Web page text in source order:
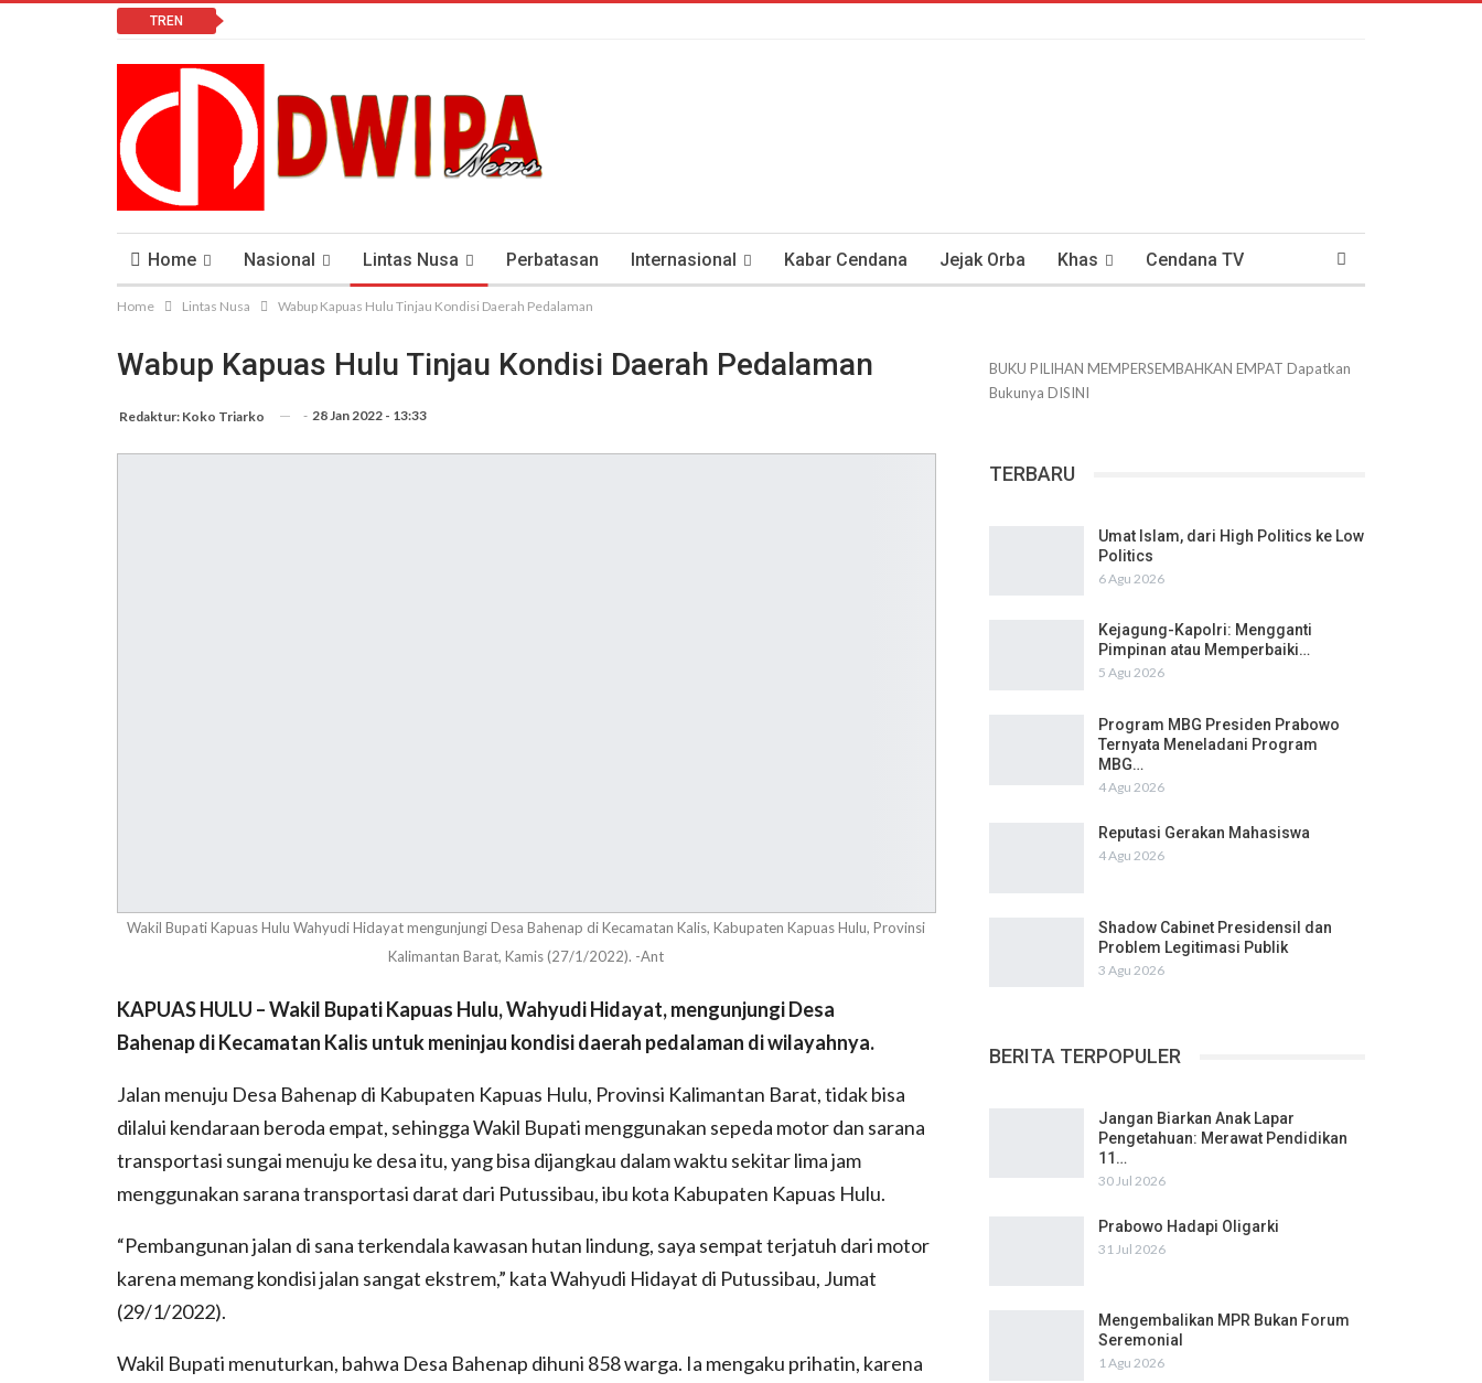
TREN
Home Nasional Lintas Nusa Perbatasan Internasional Kabar Cendana Jejak Orba Khas Cendana TV
Lomba Vlog Cendana News Peduli Kesehatan Antisipasi COVID-19
Home Lintas Nusa Wabup Kapuas Hulu Tinjau Kondisi Daerah Pedalaman
Wabup Kapuas Hulu Tinjau Kondisi Daerah Pedalaman
Redaktur: Koko Triarko - 28 Jan 2022 - 13:33
Wakil Bupati Kapuas Hulu Wahyudi Hidayat mengunjungi Desa Bahenap di Kecamatan Kalis, Kabupaten Kapuas Hulu, Provinsi
Kalimantan Barat, Kamis (27/1/2022). -Ant
KAPUAS HULU – Wakil Bupati Kapuas Hulu, Wahyudi Hidayat, mengunjungi Desa
Bahenap di Kecamatan Kalis untuk meninjau kondisi daerah pedalaman di wilayahnya.
Jalan menuju Desa Bahenap di Kabupaten Kapuas Hulu, Provinsi Kalimantan Barat, tidak bisa
dilalui kendaraan beroda empat, sehingga Wakil Bupati menggunakan sepeda motor dan sarana
transportasi sungai menuju ke desa itu, yang bisa dijangkau dalam waktu sekitar lima jam
menggunakan sarana transportasi darat dari Putussibau, ibu kota Kabupaten Kapuas Hulu.
“Pembangunan jalan di sana terkendala kawasan hutan lindung, saya sempat terjatuh dari motor
karena memang kondisi jalan sangat ekstrem,” kata Wahyudi Hidayat di Putussibau, Jumat
(29/1/2022).
Wakil Bupati menuturkan, bahwa Desa Bahenap dihuni 858 warga. Ia mengaku prihatin, karena
BUKU PILIHAN MEMPERSEMBAHKAN EMPAT Dapatkan
Bukunya DISINI
TERBARU
Umat Islam, dari High Politics ke Low
Politics
6 Agu 2026
Kejagung-Kapolri: Mengganti
Pimpinan atau Memperbaiki…
5 Agu 2026
Program MBG Presiden Prabowo
Ternyata Meneladani Program
MBG…
4 Agu 2026
Reputasi Gerakan Mahasiswa
4 Agu 2026
Shadow Cabinet Presidensil dan
Problem Legitimasi Publik
3 Agu 2026
BERITA TERPOPULER
Jangan Biarkan Anak Lapar
Pengetahuan: Merawat Pendidikan
11…
30 Jul 2026
Prabowo Hadapi Oligarki
31 Jul 2026
Mengembalikan MPR Bukan Forum
Seremonial
1 Agu 2026